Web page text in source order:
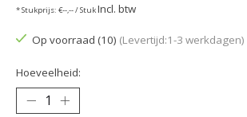
* Stukprijs: €--,-- / StukIncl. btw
Op voorraad (10) (Levertijd:1-3 werkdagen)
Hoeveelheid: